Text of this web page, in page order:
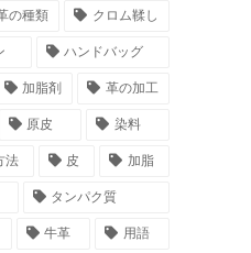
の種類 クロム鞣し
ハンドバッグ
加脂剤 革の加工
原皮 染料
法 皮 加脂
タンパク質
牛革 用語